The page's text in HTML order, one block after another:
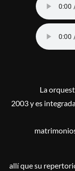
La
2003 y es
allí que su